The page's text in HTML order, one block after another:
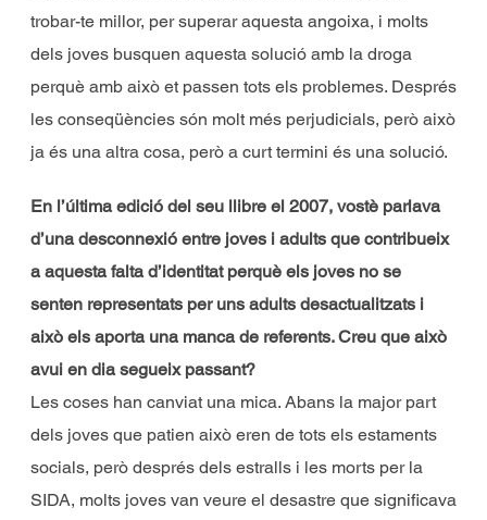
trobar-te millor, per superar aquesta angoixa, i molts
dels joves busquen aquesta solució amb la droga
perquè amb això et passen tots els problemes. Després
les conseqüències són molt més perjudicials, però això
ja és una altra cosa, però a curt termini és una solució.
En l’última edició del seu llibre el 2007, vostè parlava
d’una desconnexió entre joves i adults que contribueix
a aquesta falta d’identitat perquè els joves no se
senten representats per uns adults desactualitzats i
això els aporta una manca de referents. Creu que això
avui en dia segueix passant?
Les coses han canviat una mica. Abans la major part
dels joves que patien això eren de tots els estaments
socials, però després dels estralls i les morts per la
SIDA, molts joves van veure el desastre que significava